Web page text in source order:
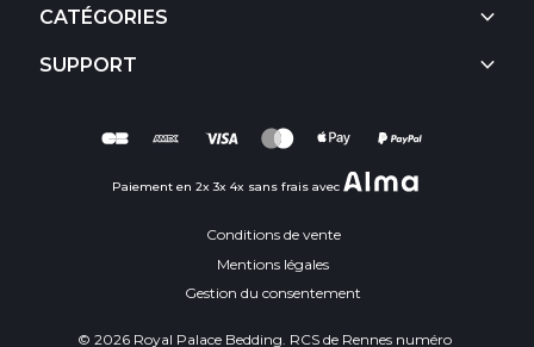
CATÉGORIES keyboard_arrow_down
SUPPORT keyboard_arrow_down
Paiement en 2x 3x 4x sans frais avec
© 2026 Royal Palace Bedding. RCS de Rennes numéro
Conditions de vente
Mentions légales
Gestion du consentement